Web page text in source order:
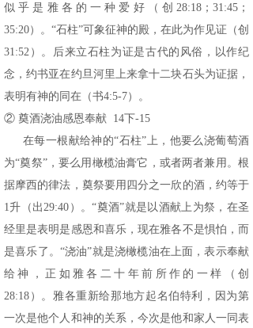
似乎是雅各的一种爱好（创28:18；31:45；
35:20）。“石柱”可象征神的殿，在此为作见证（创
31:52）。后来立石柱为证是古代的风俗，以作纪
念，约书亚在约旦河里上来拿十二块石头为证据，
表明有神的同在（书4:5-7）。
② 奠酒浇油感恩奉献 14下-15
在每一根献给神的“石柱”上，他要么浇葡萄酒
为“奠祭”，要么用橄榄油膏它，或者两者兼用。根
据摩西的律法，奠祭要用四分之一欣的酒，约等于
1升（出29:40）。“奠酒”就是以酒献上为祭，在圣
经里是表明是感恩和喜乐，现在雅各不是惧怕，而
是喜乐了。“浇油”就是浇橄榄油在上面，表示奉献
给神，正如雅各二十年前所作的一样（创
28:18）。雅各重新给那地方起名伯特利，因为第
一次是他个人和神的关系，今次是他和家人一同表